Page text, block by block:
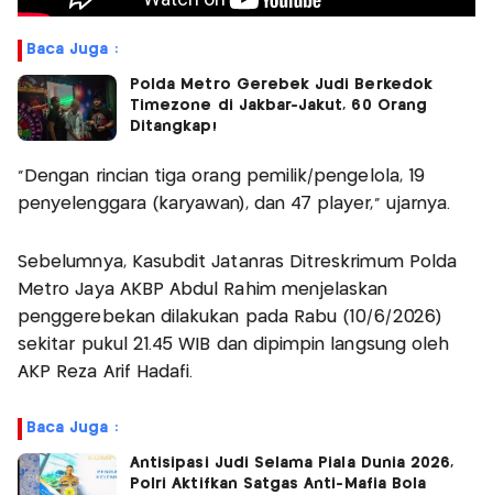
Baca Juga :
Polda Metro Gerebek Judi Berkedok
Timezone di Jakbar-Jakut, 60 Orang
Ditangkap!
"Dengan rincian tiga orang pemilik/pengelola, 19
penyelenggara (karyawan), dan 47 player," ujarnya.
Sebelumnya, Kasubdit Jatanras Ditreskrimum Polda
Metro Jaya AKBP Abdul Rahim menjelaskan
penggerebekan dilakukan pada Rabu (10/6/2026)
sekitar pukul 21.45 WIB dan dipimpin langsung oleh
AKP Reza Arif Hadafi.
Baca Juga :
Antisipasi Judi Selama Piala Dunia 2026,
Polri Aktifkan Satgas Anti-Mafia Bola